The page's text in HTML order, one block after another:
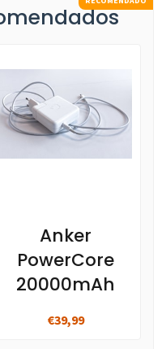
Anker
PowerCore
20000mAh
€39,99